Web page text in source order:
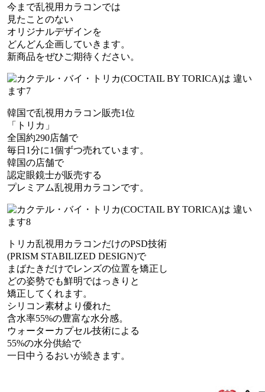
今まで乱視用カラコンでは
見たことのない
オリジナルデザインを
どんどん企画していきます。
新商品をぜひご期待ください。
韓国で乱視用カラコン販売1位
「トリカ」
全国約290店舗で
毎日1分に1個ずつ売れています。
韓国の店舗で
認定眼鏡士が販売する
プレミアム乱視用カラコンです。
トリカ乱視用カラコンだけのPSD技術
(PRISM STABILIZED DESIGN)で
まばたきだけでレンズの位置を矯正し
どの姿勢でも鮮明ではっきりと
矯正してくれます。
シリコン素材より優れた
含水率55%の豊富な水分感。
ウォーターカプセル技術による
55%の水分供給で
一日中うるおいが続きます。